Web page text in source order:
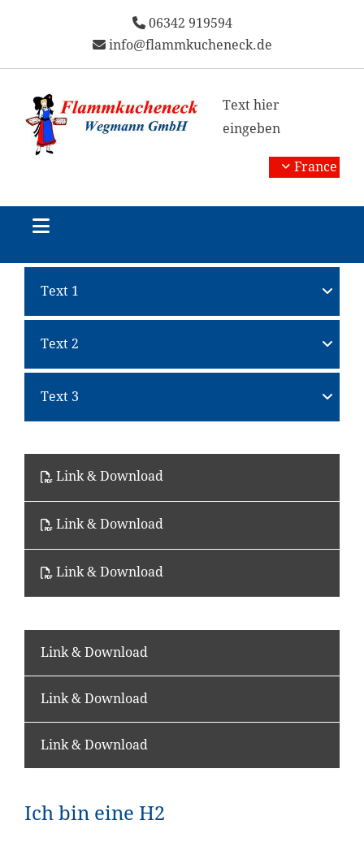
 06342 919594
 info@flammkucheneck.de
Text hier
eingeben
France
Text 1
Text 2
Text 3
Link & Download
Link & Download
Link & Download
Link & Download
Link & Download
Link & Download
Ich bin eine H2